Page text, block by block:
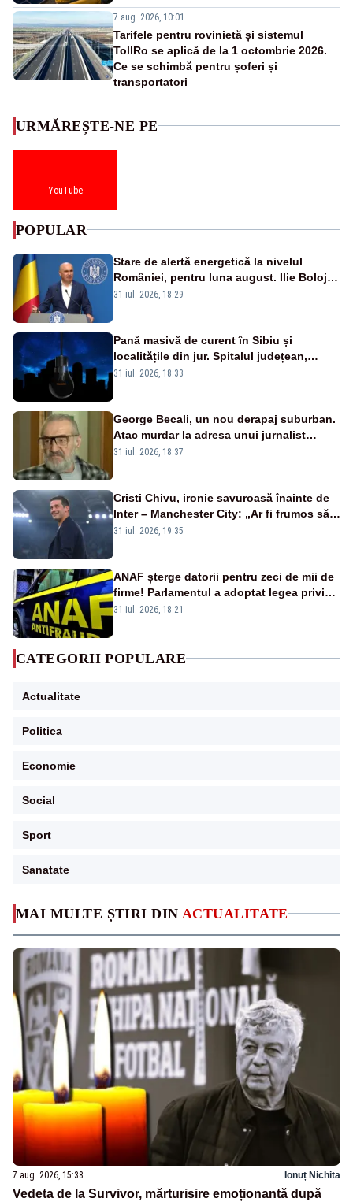
7 aug. 2026, 10:01
Tarifele pentru rovinietă și sistemul
TollRo se aplică de la 1 octombrie 2026.
Ce se schimbă pentru șoferi și
transportatori
MAI MULTE ȘTIRI DIN ACTUALITATE
7 aug. 2026, 15:38 Ionuț Nichita
Vedeta de la Survivor, mărturisire emoționantă după
URMĂREȘTE-NE PE
YouTube
POPULAR
Stare de alertă energetică la nivelul
României, pentru luna august. Ilie Bolojan
a anunțat importuri și posibile restricții –
31 iul. 2026, 18:29
Pană masivă de curent în Sibiu și
localitățile din jur. Spitalul județean,
semafoarele, rețelele de telefonie, grav
31 iul. 2026, 18:33
George Becali, un nou derapaj suburban.
Atac murdar la adresa unui jurnalist
sportiv – AUDIO
31 iul. 2026, 18:37
Cristi Chivu, ironie savuroasă înainte de
Inter – Manchester City: „Ar fi frumos să
mai cumpărați și de la noi”
31 iul. 2026, 19:35
ANAF șterge datorii pentru zeci de mii de
firme! Parlamentul a adoptat legea privind
amnistia fiscală
31 iul. 2026, 18:21
CATEGORII POPULARE
Actualitate
Politica
Economie
Social
Sport
Sanatate